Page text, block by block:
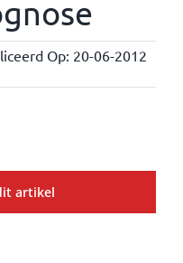
Op: 20-06-2012
artikel